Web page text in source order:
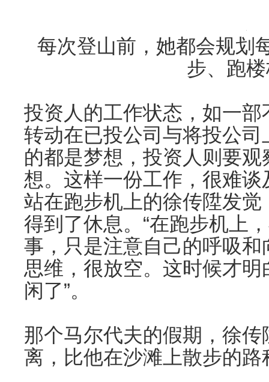
每次登山前，她都会规划
步、跑
投资人的工作状态，如一
转动在已投公司与将投公
的都是梦想，投资人则要
想。这样一份工作，很难
站在跑步机上的徐传陞发
得到了休息。“在跑步机上
事，只是注意自己的呼吸
思维，很放空。这时候才
闲了”。
那个马尔代夫的假期，徐
离，比他在沙滩上散步的路